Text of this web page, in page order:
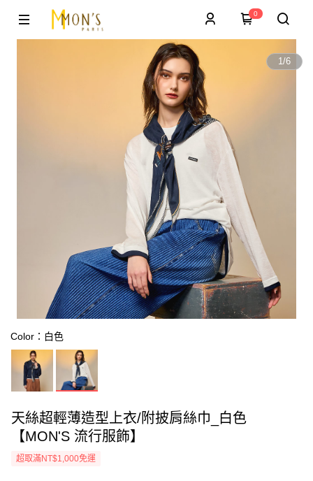
0
1/6
Color：白色
天絲超輕薄造型上衣/附披肩絲巾_白色
【MON'S 流行服飾】
超取滿NT$1,000免運